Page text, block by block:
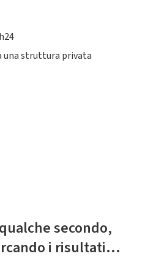
una struttura privata
secondo,
i risultati...